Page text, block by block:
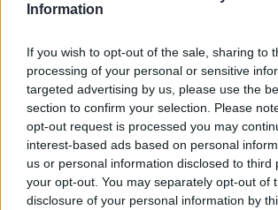
Information
If you wish to opt-out of the sale, sharing to
processing of your personal or sensitive
targeted advertising by us, please use the
section to confirm your selection. Please
opt-out request is processed you may
interest-based ads based on personal
us or personal information disclosed to third
your opt-out. You may separately opt-out of
disclosure of your personal information by
народна партија на Црна Гора,
го одложи неговото
Гора.
- Не е тајна дека Радоје Звицер е
и дека има области во Црна
нахија каде што на полицијата не
да дојде - изјави Кнежевиќ за
„Информер“.
Кнежевиќ се осврна и на